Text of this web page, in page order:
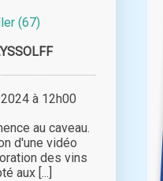
(67)
à 12h00
au caveau.
d'une vidéo
des vins
aux [...]